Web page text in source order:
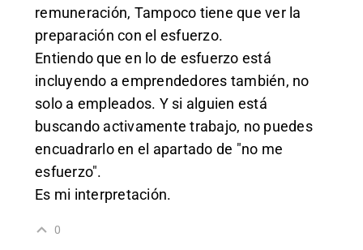
remuneración, Tampoco tiene que ver la
preparación con el esfuerzo.
Entiendo que en lo de esfuerzo está
incluyendo a emprendedores también, no
solo a empleados. Y si alguien está
buscando activamente trabajo, no puedes
encuadrarlo en el apartado de "no me
esfuerzo".
Es mi interpretación.
0